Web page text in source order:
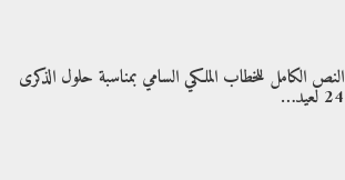
النص الكامل للخطاب الملكي السامي بمناسبة حلول الذكرى
24 لعيد…